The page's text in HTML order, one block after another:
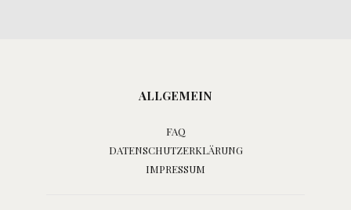
ALLGEMEIN
FAQ
DATENSCHUTZERKLÄRUNG
IMPRESSUM